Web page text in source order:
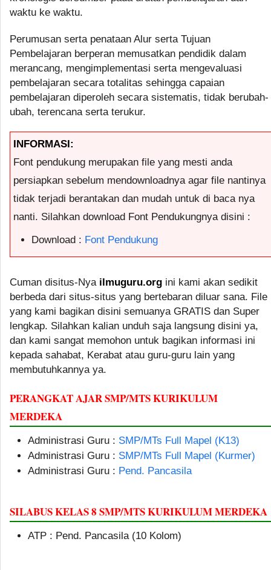
waktu ke waktu.
Perumusan serta penataan Alur serta Tujuan
Pembelajaran berperan memusatkan pendidik dalam
merancang, mengimplementasi serta mengevaluasi
pembelajaran secara totalitas sehingga capaian
pembelajaran diperoleh secara sistematis, tidak berubah-
ubah, terencana serta terukur.
INFORMASI:
Font pendukung merupakan file yang mesti anda
persiapkan sebelum mendownloadnya agar file nantinya
tidak terjadi berantakan dan mudah untuk di baca nya
nanti. Silahkan download Font Pendukungnya disini :
Download : Font Pendukung
Cuman disitus-Nya ilmuguru.org ini kami akan sedikit
berbeda dari situs-situs yang bertebaran diluar sana. File
yang kami bagikan disini semuanya GRATIS dan Super
lengkap. Silahkan kalian unduh saja langsung disini ya,
dan kami sangat memohon untuk bagikan informasi ini
kepada sahabat, Kerabat atau guru-guru lain yang
membutuhkannya ya.
PERANGKAT AJAR SMP/MTS KURIKULUM
MERDEKA
Administrasi Guru : SMP/MTs Full Mapel (K13)
Administrasi Guru : SMP/MTs Full Mapel (Kurmer)
Administrasi Guru : Pend. Pancasila
SILABUS KELAS 8 SMP/MTS KURIKULUM MERDEKA
ATP : Pend. Pancasila (10 Kolom)